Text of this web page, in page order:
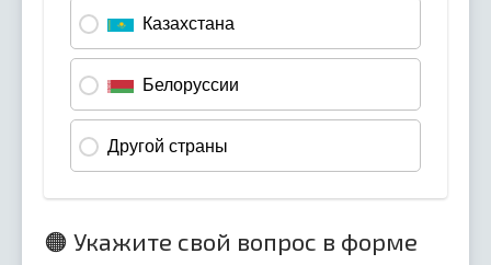
🟠 Укажите свой вопрос в форме